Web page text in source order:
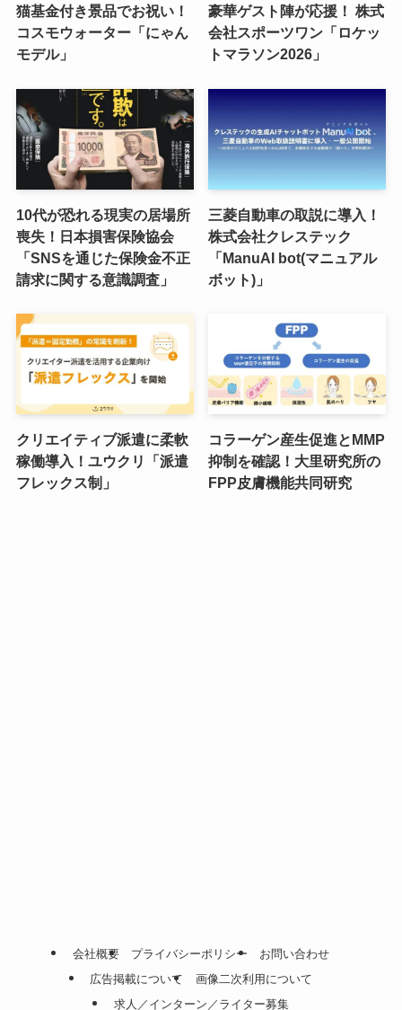
猫基金付き景品でお祝い！
コスモウォーター「にゃん
モデル」
豪華ゲスト陣が応援！ 株式
会社スポーツワン「ロケッ
トマラソン2026」
10代が恐れる現実の居場所
喪失！日本損害保険協会
「SNSを通じた保険金不正
請求に関する意識調査」
三菱自動車の取説に導入！
株式会社クレステック
「ManuAI bot(マニュアル
ボット)」
クリエイティブ派遣に柔軟
稼働導入！ユウクリ「派遣
フレックス制」
コラーゲン産生促進とMMP
抑制を確認！大里研究所の
FPP皮膚機能共同研究
会社概要 プライバシーポリシー
お問い合わせ
広告掲載について
画像二次利用について
求人／インターン／ライター募集